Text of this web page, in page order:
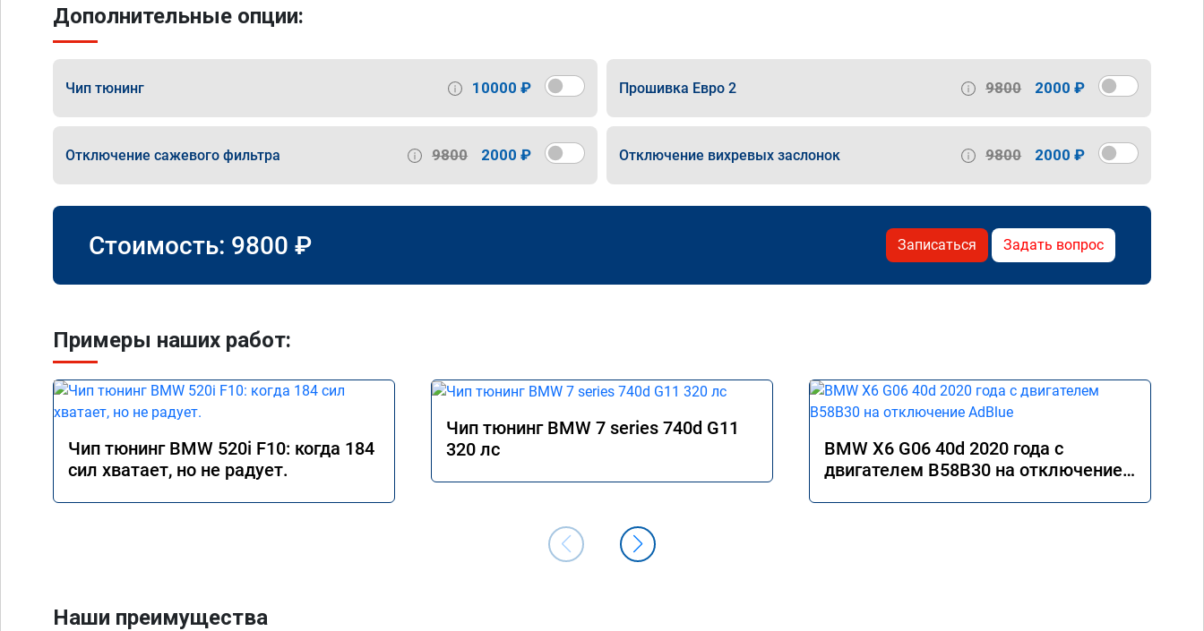
Дополнительные опции:
Чип тюнинг 10000 ₽ Прошивка Евро 2 9800 2000 ₽
Отключение сажевого фильтра 9800 2000 ₽ Отключение вихревых заслонок 9800 2000 ₽
Стоимость: 9800 ₽ Записаться Задать вопрос
Примеры наших работ:
Чип тюнинг BMW 520i F10: когда 184
сил хватает, но не радует.
Чип тюнинг BMW 7 series 740d G11
320 лс
BMW X6 G06 40d 2020 года с
двигателем B58B30 на отключение
Наши преимущества